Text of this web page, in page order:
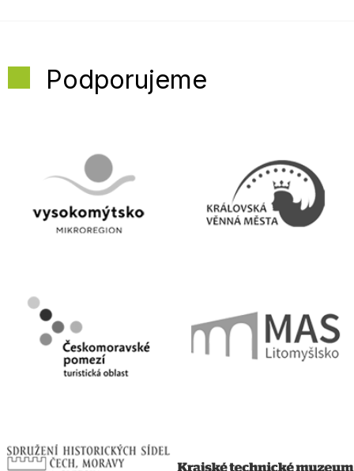
Podporujeme